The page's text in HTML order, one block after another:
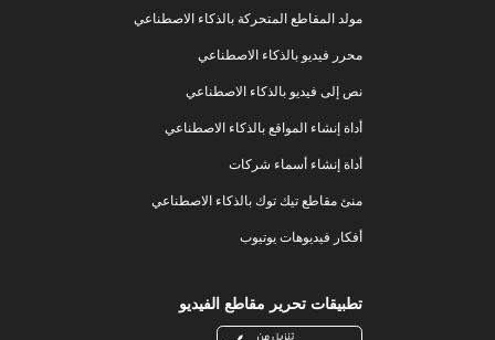
مولد المقاطع المتحركة بالذكاء الاصطناعي
محرر فيديو بالذكاء الاصطناعي
نص إلى فيديو بالذكاء الاصطناعي
أداة إنشاء المواقع بالذكاء الاصطناعي
أداة إنشاء أسماء شركات
منئ مقاطع تيك توك بالذكاء الاصطناعي
أفكار فيديوهات يوتيوب
تطبيقات تحرير مقاطع الفيديو